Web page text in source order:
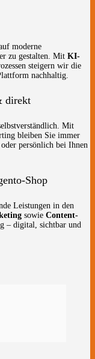
moderne
zu gestalten. Mit KI-
steigern wir die
nachhaltig.
direkt
Mit
bleiben Sie immer
persönlich bei Ihnen
Shop
Leistungen in den
sowie Content-
– digital, sichtbar und